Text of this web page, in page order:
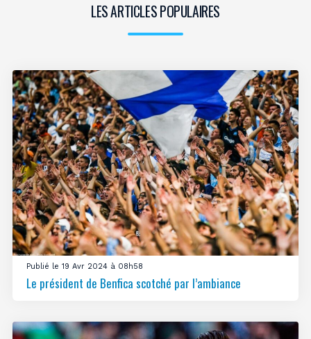
LES ARTICLES POPULAIRES
Publié le 19 Avr 2024 à 08h58
Le président de Benfica scotché par l’ambiance